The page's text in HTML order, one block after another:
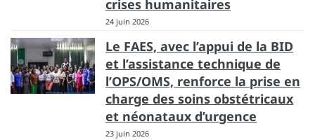
crises humanitaires
24 juin 2026
Le FAES, avec l’appui de la BID
et l’assistance technique de
l’OPS/OMS, renforce la prise en
charge des soins obstétricaux
et néonataux d’urgence
23 juin 2026